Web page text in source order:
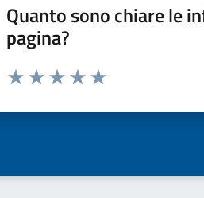
Quanto sono chiare le
pagina?
Valuta da 1 a 5 stelle la pagina